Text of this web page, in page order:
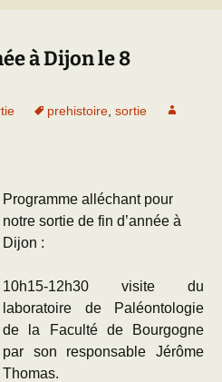
à Dijon le 8
prehistoire sortie
Programme alléchant pour
notre sortie de fin d’année à
Dijon :
10h15-12h30 visite du
laboratoire de Paléontologie
de la Faculté de Bourgogne
par son responsable Jérôme
Thomas.